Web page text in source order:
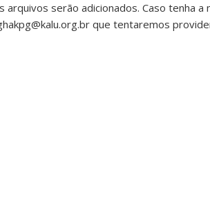
serão adicionados. Caso tenha a
que tentaremos